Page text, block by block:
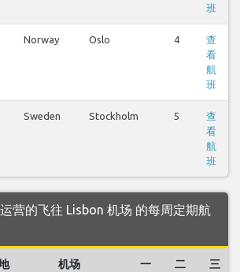
班
Norway Oslo 4
查
看
航
班
Sweden Stockholm 5
查
看
航
班
营的飞往 Lisbon 机场 的每周定期航
机场 一 二 三